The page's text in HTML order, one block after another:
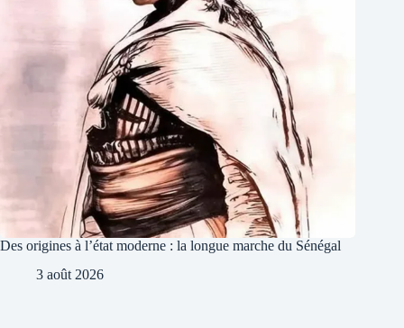
Des origines à l’état moderne : la longue marche du Sénégal
3 août 2026